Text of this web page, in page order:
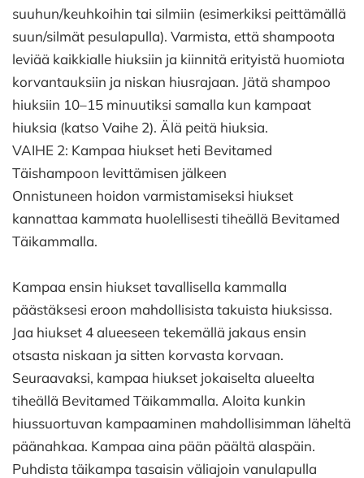
suuhun/keuhkoihin tai silmiin (esimerkiksi peittämällä
suun/silmät pesulapulla). Varmista, että shampoota
leviää kaikkialle hiuksiin ja kiinnitä erityistä huomiota
korvantauksiin ja niskan hiusrajaan. Jätä shampoo
hiuksiin 10–15 minuutiksi samalla kun kampaat
hiuksia (katso Vaihe 2). Älä peitä hiuksia.
VAIHE 2: Kampaa hiukset heti Bevitamed
Täishampoon levittämisen jälkeen
Onnistuneen hoidon varmistamiseksi hiukset
kannattaa kammata huolellisesti tiheällä Bevitamed
Täikammalla.
Kampaa ensin hiukset tavallisella kammalla
päästäksesi eroon mahdollisista takuista hiuksissa.
Jaa hiukset 4 alueeseen tekemällä jakaus ensin
otsasta niskaan ja sitten korvasta korvaan.
Seuraavaksi, kampaa hiukset jokaiselta alueelta
tiheällä Bevitamed Täikammalla. Aloita kunkin
hiussuortuvan kampaaminen mahdollisimman läheltä
päänahkaa. Kampaa aina pään päältä alaspäin.
Puhdista täikampa tasaisin väliajoin vanulapulla